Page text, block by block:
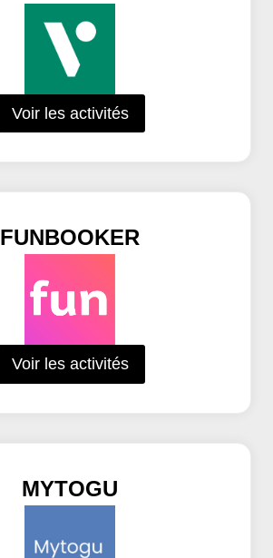
Voir les activités
FUNBOOKER
Voir les activités
MYTOGU